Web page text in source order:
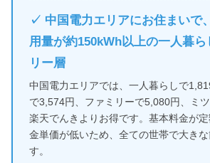
✓ 中国電力エリアにお住まいで
用量が約150kWh以上の一人暮ら
リー層
中国電力エリアでは、一人暮らしで
で3,574円、ファミリーで5,080円、ミ
楽天でんきよりお得です。基本料金が
金単価が低いため、全ての世帯で大き
す。